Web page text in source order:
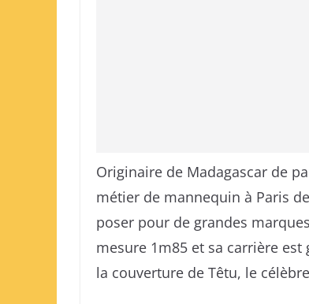
Originaire de Madagascar de
métier de mannequin à Paris
poser pour de grandes
mesure 1m85 et sa carrière
la couverture de Têtu, le